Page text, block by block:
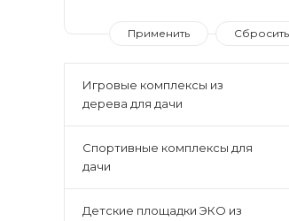
Игровые комплексы из
дерева для дачи
Спортивные комплексы для
дачи
Детские площадки ЭКО из